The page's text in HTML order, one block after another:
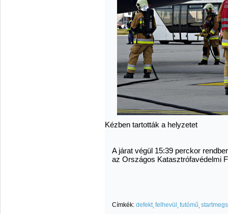
Kézben tartották a helyzetet
A járat végül 15:39 perckor
az Országos Katasztrófavédelmi
Címkék: defekt felhevül futómű